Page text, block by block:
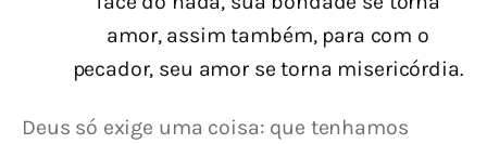
amor, assim também, para com o
pecador, seu amor se torna misericórdia.
Deus só exige uma coisa: que tenhamos